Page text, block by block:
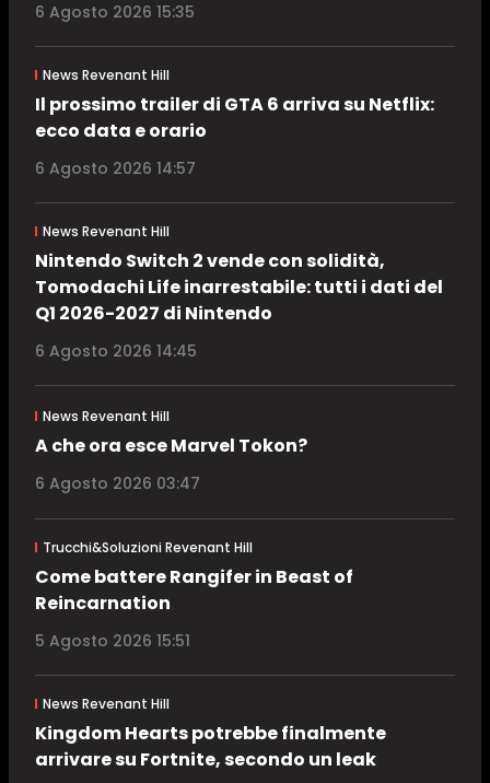
6 Agosto 2026 15:35
News Revenant Hill
Il prossimo trailer di GTA 6 arriva su Netflix:
ecco data e orario
6 Agosto 2026 14:57
News Revenant Hill
Nintendo Switch 2 vende con solidità,
Tomodachi Life inarrestabile: tutti i dati del
Q1 2026-2027 di Nintendo
6 Agosto 2026 14:45
News Revenant Hill
A che ora esce Marvel Tokon?
6 Agosto 2026 03:47
Trucchi&Soluzioni Revenant Hill
Come battere Rangifer in Beast of
Reincarnation
5 Agosto 2026 15:51
News Revenant Hill
Kingdom Hearts potrebbe finalmente
arrivare su Fortnite, secondo un leak